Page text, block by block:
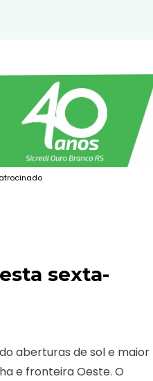
sexta-
aberturas de sol e maior
e fronteira Oeste. O